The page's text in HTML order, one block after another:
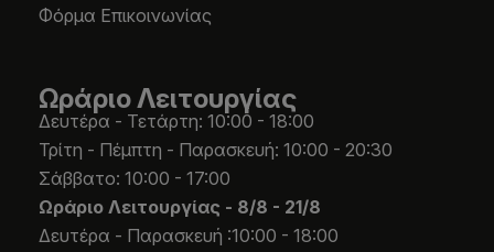
Φόρμα Επικοινωνίας
Ωράριο Λειτουργίας
Δευτέρα - Τετάρτη: 10:00 - 18:00
Τρίτη - Πέμπτη - Παρασκευή: 10:00 - 20:30
Σάββατο: 10:00 - 17:00
Ωράριο Λειτουργίας - 8/8 - 21/8
Δευτέρα - Παρασκευή :10:00 - 18:00